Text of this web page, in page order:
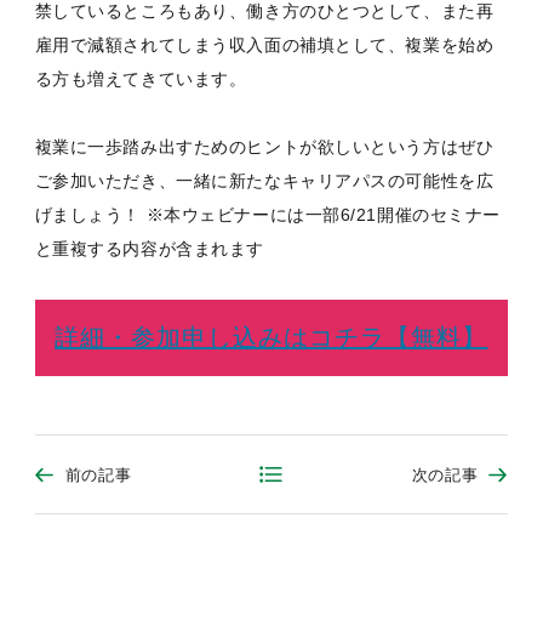
禁しているところもあり、働き方のひとつとして、また再
雇用で減額されてしまう収入面の補填として、複業を始め
る方も増えてきています。
複業に一歩踏み出すためのヒントが欲しいという方はぜひ
ご参加いただき、一緒に新たなキャリアパスの可能性を広
げましょう！ ※本ウェビナーには一部6/21開催のセミナー
と重複する内容が含まれます
詳細・参加申し込みはコチラ【無料】
前の記事 次の記事